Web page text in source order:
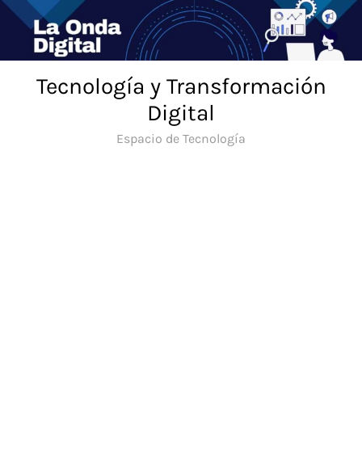
Saltar
contenido
Tecnología y Transformación
Digital
Espacio de Tecnología